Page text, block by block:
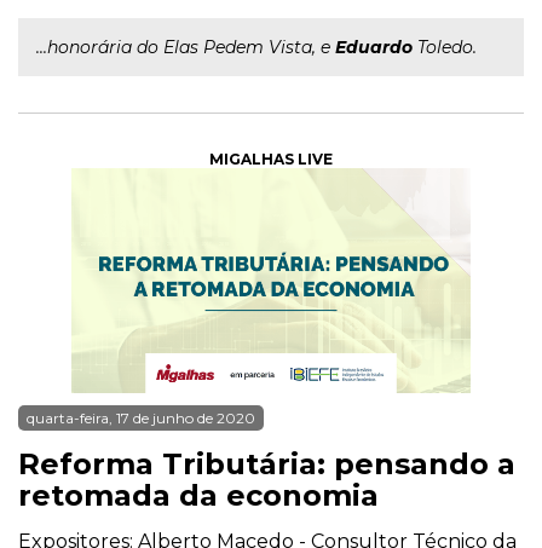
...honorária do Elas Pedem Vista, e Eduardo Toledo.
MIGALHAS LIVE
quarta-feira, 17 de junho de 2020
Reforma Tributária: pensando a
retomada da economia
Expositores: Alberto Macedo - Consultor Técnico da